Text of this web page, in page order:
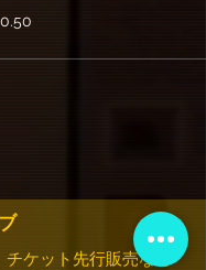
ケット先行販売など